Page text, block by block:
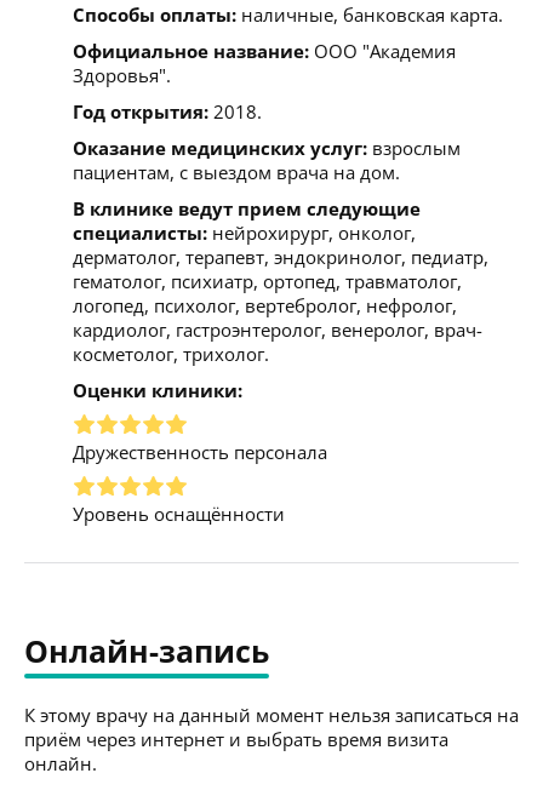
Способы оплаты: наличные, банковская карта.
Официальное название: ООО "Академия
Здоровья".
Год открытия: 2018.
Оказание медицинских услуг: взрослым
пациентам, с выездом врача на дом.
В клинике ведут прием следующие
специалисты: нейрохирург, онколог,
дерматолог, терапевт, эндокринолог, педиатр,
гематолог, психиатр, ортопед, травматолог,
логопед, психолог, вертебролог, нефролог,
кардиолог, гастроэнтеролог, венеролог, врач-
косметолог, трихолог.
Оценки клиники:
Дружественность персонала
Уровень оснащённости
Онлайн-запись
К этому врачу на данный момент нельзя записаться на
приём через интернет и выбрать время визита
онлайн.